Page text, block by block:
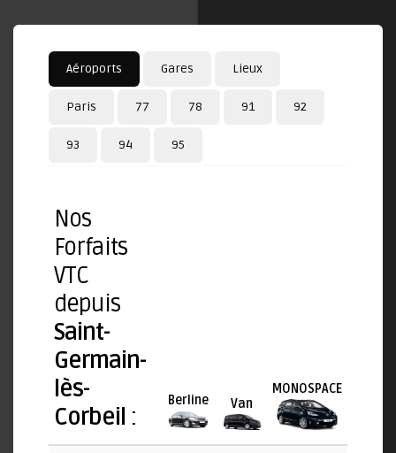
Aéroports Gares Lieux
Paris 77 78 91 92
93 94 95
Nos
Forfaits
VTC
depuis
Saint-
Germain-
lès-
Corbeil :
Berline Van
MONOSPACE